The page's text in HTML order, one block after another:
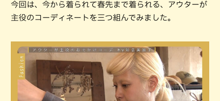
今回は、今から着られて春先まで着られる、アウターが
主役のコーディネートを三つ組んでみました。